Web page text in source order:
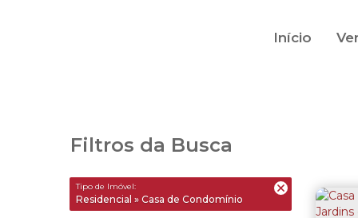
Início
Filtros da Busca
Tipo de Imóvel:
Residencial » Casa de Condomínio